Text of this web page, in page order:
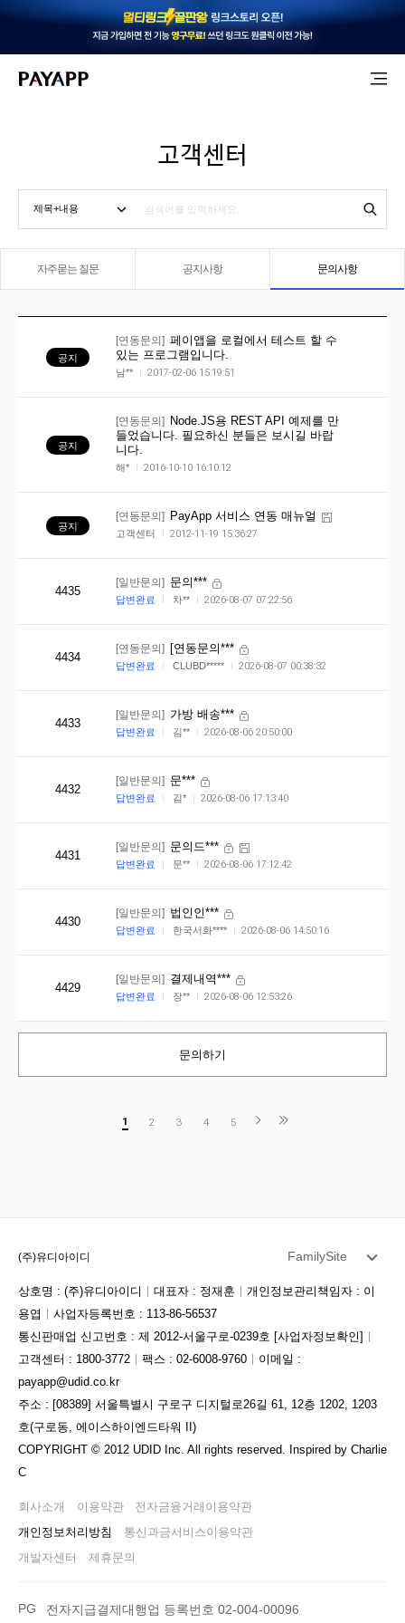
고객센터
자주묻는 질문 공지사항 문의사항
공지
[연동문의] 페이앱을 로컬에서 테스트 할 수
있는 프로그램입니다.
남** 2017-02-06 15:19:51
공지
[연동문의]
Node.JS용 REST API 예제를 만
들었습니다. 필요하신 분들은 보시길 바랍
니다.
해* 2016-10-10 16:10:12
공지
[연동문의] PayApp 서비스 연동 매뉴얼
고객센터 2012-11-19 15:36:27
4435
[일반문의] 문의***
답변완료 차** 2026-08-07 07:22:56
4434
[연동문의] [연동문의***
답변완료 CLUBD***** 2026-08-07 00:38:32
4433
[일반문의] 가방 배송***
답변완료 김** 2026-08-06 20:50:00
4432
[일반문의] 문***
답변완료 김* 2026-08-06 17:13:40
4431
[일반문의] 문의드***
답변완료 문** 2026-08-06 17:12:42
4430
[일반문의] 법인인***
답변완료 한국서화**** 2026-08-06 14:50:16
4429
[일반문의] 결제내역***
답변완료 장** 2026-08-06 12:53:26
문의하기
1 2 3 4 5
(주)유디아이디 FamilySite
상호명 : (주)유디아이디 대표자 : 정재훈
개인정보관리책임자 : 이
용엽
사업자등록번호 : 113-86-56537
통신판매업 신고번호 : 제 2012-서울구로-0239호 [사업자정보확인]
고객센터 : 1800-3772
팩스 : 02-6008-9760
이메일 :
payapp@udid.co.kr
주소 : [08389] 서울특별시 구로구 디지털로26길 61, 12층 1202, 1203
호(구로동, 에이스하이엔드타워 II)
COPYRIGHT © 2012 UDID Inc. All rights reserved. Inspired by Charlie
C
회사소개 이용약관 전자금융거래이용약관
개인정보처리방침 통신과금서비스이용약관
개발자센터 제휴문의
PG 전자지급결제대행업 등록번호 02-004-00096